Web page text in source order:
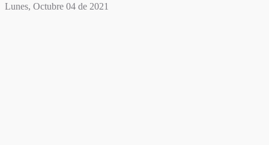
Lunes, Octubre 04 de 2021